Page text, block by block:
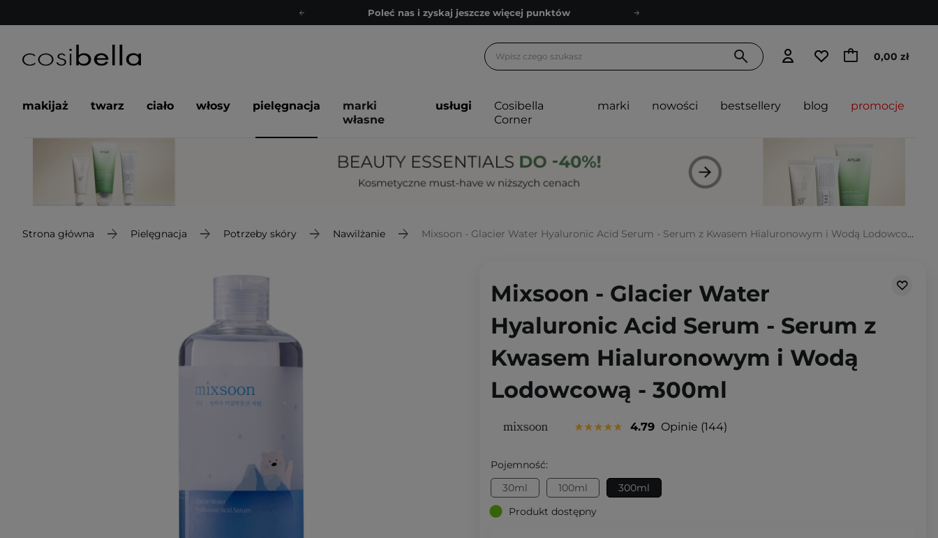
Poleć nas i zyskaj jeszcze więcej punktów
Bezpłatne konsultacje kosmetologiczne
Poleć nas i zyskaj jeszcze więcej punktów
0,00 zł
makijaż twarz ciało włosy pielęgnacja
marki
własne
usługi
Cosibella
Corner
marki nowości bestsellery blog promocje
Strona główna Pielęgnacja Potrzeby skóry Nawilżanie Mixsoon - Glacier Water Hyaluronic Acid Serum - Serum z Kwasem Hialuronowym i Wodą Lodowcową - 300ml
Mixsoon - Glacier Water
Hyaluronic Acid Serum - Serum z
Kwasem Hialuronowym i Wodą
Lodowcową - 300ml
4.79 Opinie 144
Pojemność:
30ml
100ml
300ml
Produkt dostępny